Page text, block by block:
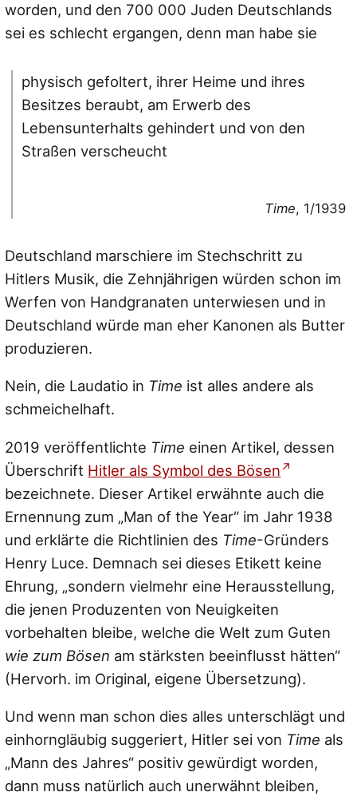
worden, und den 700 000 Juden Deutschlands
sei es schlecht ergangen, denn man habe sie
physisch gefoltert, ihrer Heime und ihres
Besitzes beraubt, am Erwerb des
Lebensunterhalts gehindert und von den
Straßen verscheucht
Time, 1/1939
Deutschland marschiere im Stechschritt zu
Hitlers Musik, die Zehnjährigen würden schon im
Werfen von Handgranaten unterwiesen und in
Deutschland würde man eher Kanonen als Butter
produzieren.
Nein, die Laudatio in Time ist alles andere als
schmeichelhaft.
2019 veröffentlichte Time einen Artikel, dessen
Überschrift Hitler als Symbol des Bösen
bezeichnete. Dieser Artikel erwähnte auch die
Ernennung zum „Man of the Year“ im Jahr 1938
und erklärte die Richtlinien des Time-Gründers
Henry Luce. Demnach sei dieses Etikett keine
Ehrung, „sondern vielmehr eine Herausstellung,
die jenen Produzenten von Neuigkeiten
vorbehalten bleibe, welche die Welt zum Guten
wie zum Bösen am stärksten beeinflusst hätten“
(Hervorh. im Original, eigene Übersetzung).
Und wenn man schon dies alles unterschlägt und
einhorngläubig suggeriert, Hitler sei von Time als
„Mann des Jahres“ positiv gewürdigt worden,
dann muss natürlich auch unerwähnt bleiben,